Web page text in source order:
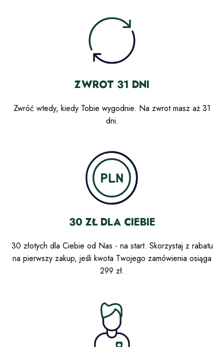
ZWROT 31 DNI
Zwróć wtedy, kiedy Tobie wygodnie. Na zwrot masz aż 31
dni.
30 ZŁ DLA CIEBIE
30 złotych dla Ciebie od Nas - na start. Skorzystaj z rabatu
na pierwszy zakup, jeśli kwota Twojego zamówienia osiąga
299 zł.